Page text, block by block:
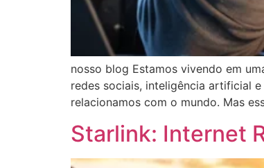
nosso blog Estamos vivendo em
redes sociais, inteligência artificial
relacionamos com o mundo. Mas
Starlink: Internet